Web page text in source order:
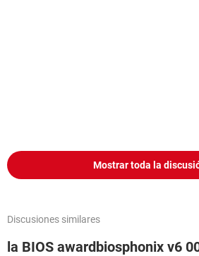
Mostrar toda la
Discusiones similares
la BIOS awardbiosphonix v6